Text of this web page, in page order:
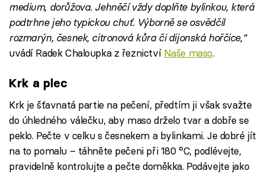
medium, dorůžova. Jehněčí vždy doplňte bylinkou, která
podtrhne jeho typickou chuť. Výborně se osvědčil
rozmarýn, česnek, citronová kůra či dijonská hořčice,“
uvádí Radek Chaloupka z řeznictví Naše maso.
Krk a plec
Krk je šťavnatá partie na pečení, předtím ji však svažte
do úhledného válečku, aby maso drželo tvar a dobře se
peklo. Pečte v celku s česnekem a bylinkami. Je dobré jít
na to pomalu – táhněte pečeni při 180 °C, podlévejte,
pravidelně kontrolujte a pečte doměkka. Podávejte jako